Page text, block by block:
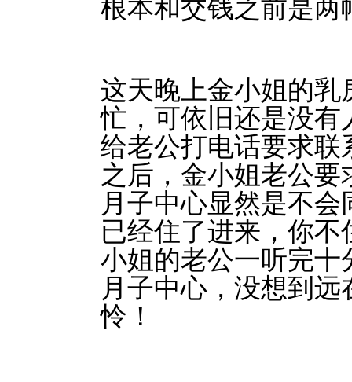
根本和交钱之前是
这天晚上金小姐的
忙，可依旧还是没
给老公打电话要求
之后，金小姐老公
月子中心显然是不
已经住了进来，你
小姐的老公一听完
月子中心，没想到
怜！